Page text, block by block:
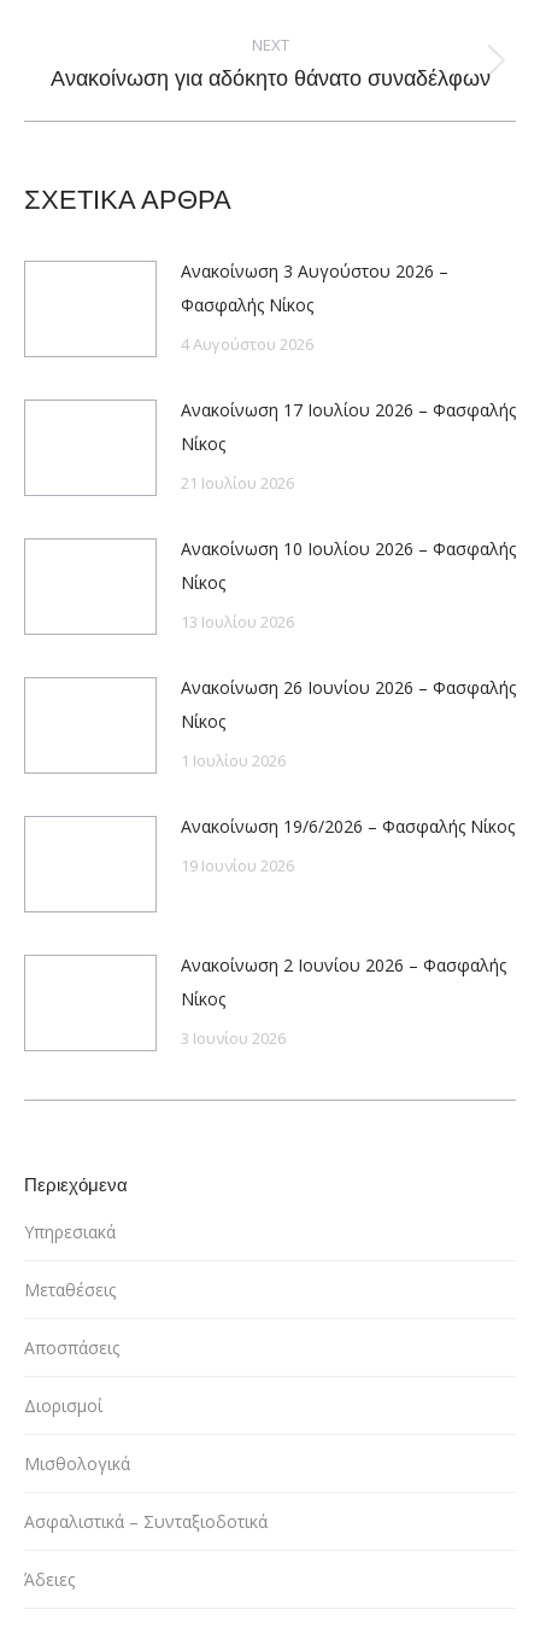
NEXT
Next
Ανακοίνωση για αδόκητο θάνατο συναδέλφων
ΣΧΕΤΙΚΑ ΑΡΘΡΑ
Ανακοίνωση 3 Αυγούστου 2026 –
Φασφαλής Νίκος
4 Αυγούστου 2026
Ανακοίνωση 17 Ιουλίου 2026 – Φασφαλής
Νίκος
21 Ιουλίου 2026
Ανακοίνωση 10 Ιουλίου 2026 – Φασφαλής
Νίκος
13 Ιουλίου 2026
Ανακοίνωση 26 Ιουνίου 2026 – Φασφαλής
Νίκος
1 Ιουλίου 2026
Ανακοίνωση 19/6/2026 – Φασφαλής Νίκος
19 Ιουνίου 2026
Ανακοίνωση 2 Ιουνίου 2026 – Φασφαλής
Νίκος
3 Ιουνίου 2026
Περιεχόμενα
Υπηρεσιακά
Μεταθέσεις
Αποσπάσεις
Διορισμοί
Μισθολογικά
Ασφαλιστικά – Συνταξιοδοτικά
Άδειες